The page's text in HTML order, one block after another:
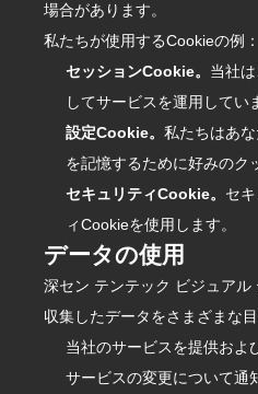
場合があります。
私たちが使用するCookieの例：
セッションCookie。 当社
してサービスを運用してい
設定Cookie。 私たちはあ
を記憶するために好みのク
セキュリティCookie。 セ
ィCookieを使用します。
データの使用
深セン テンテック ビジュアル
収集したデータをさまざまな
当社のサービスを提供およ
サービスの変更について通